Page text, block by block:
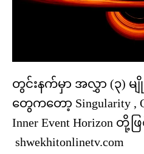
တွင်းနက်မှာ အလွှာ (၃)
တွေကတော့ Singularity ,
Inner Event Horizon တို့
shwekhitonlinetv.com